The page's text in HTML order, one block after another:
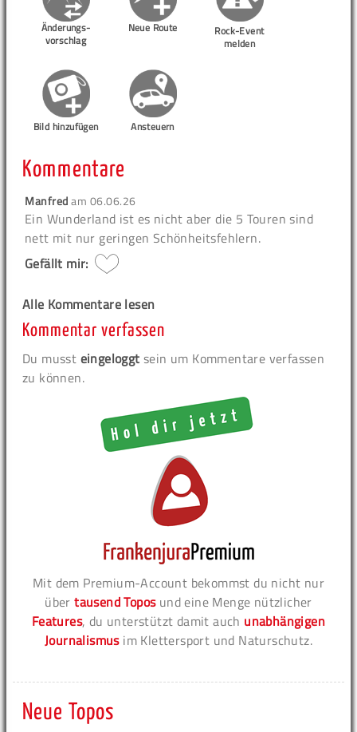
Änderungs-
vorschlag
Neue Route
Rock-Event
melden
Bild hinzufügen Ansteuern
Kommentare
Manfredam 06.06.26
Ein Wunderland ist es nicht aber die 5 Touren sind
nett mit nur geringen Schönheitsfehlern.
Gefällt mir:
Alle Kommentare lesen
Kommentar verfassen
Du musst eingeloggt sein um Kommentare verfassen
zu können.
Mit dem Premium-Account bekommst du nicht nur
übertausend Toposund eine Menge nützlicher
Features, du unterstützt damit auch unabhängigen
Journalismusim Klettersport und Naturschutz.
Neue Topos